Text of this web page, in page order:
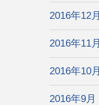
2016年12月
2016年11月
2016年10月
2016年9月